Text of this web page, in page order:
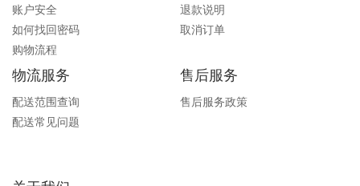
账户安全
如何找回密码
购物流程
退款说明
取消订单
物流服务
配送范围查询
配送常见问题
售后服务
售后服务政策